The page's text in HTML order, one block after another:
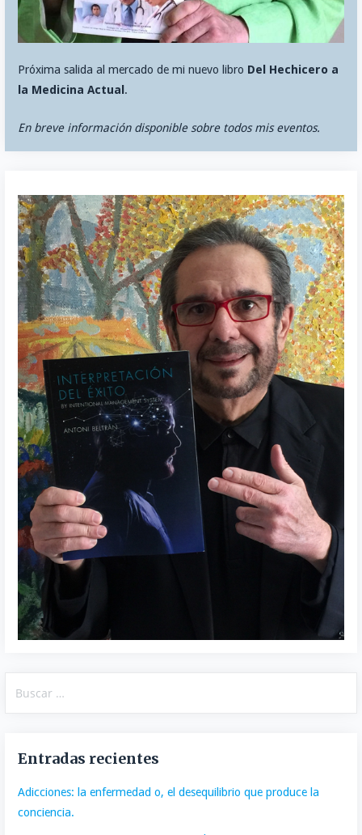
Próxima salida al mercado de mi nuevo libro Del Hechicero a
la Medicina Actual .
En breve información disponible sobre todos mis eventos.
Entradas recientes
Adicciones: la enfermedad o, el desequilibrio que produce la
conciencia.